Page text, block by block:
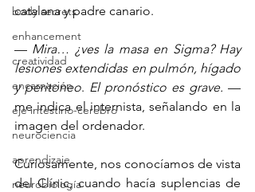
body secrets
enhancement
creatividad
encarnación
eje intestino-cerebro
neurociencia
aprendizaje
neurobiología
catalana y padre canario.
— Mira… ¿ves la masa en Sigma? Hay
lesiones extendidas en pulmón, hígado
y peritoneo. El pronóstico es grave. —
me indica el internista, señalando en la
imagen del ordenador.
Curiosamente, nos conocíamos de vista
del Clínic, cuando hacía suplencias de